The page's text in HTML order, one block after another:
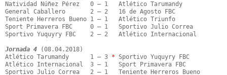
Natividad Núñez Pérez   0 – 1   Atlético Tarumandy
General Caballero       2 – 2   16 de Agosto FBC
Teniente Herreros Bueno 1 – 1   Atlético Triunfo
Sport Primavera FBC     0 – 1   Sportivo Julio Correa
Sportivo Yuquyry FBC    2 – 2   Atlético Internacional
Jornada 4 (08.04.2018)
Atlético Tarumandy      1 – 3 * Sportivo Yuquyry FBC
Atlético Internacional  3 – 1   Sport Primavera FBC
Sportivo Julio Correa   2 – 1   Teniente Herreros Bueno